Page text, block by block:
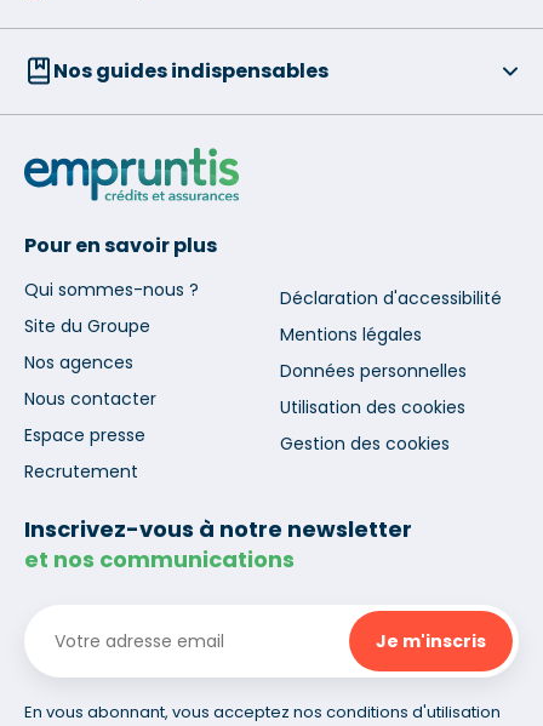
Nos guides indispensables
Pour en savoir plus
Qui sommes-nous ?
Site du Groupe
Nos agences
Nous contacter
Espace presse
Recrutement
Déclaration d'accessibilité
Mentions légales
Données personnelles
Utilisation des cookies
Gestion des cookies
Inscrivez-vous à notre newsletter
et nos communications
En vous abonnant, vous acceptez nos conditions d'utilisation